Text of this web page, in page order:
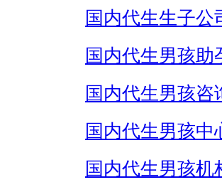
国内代生生子公
国内代生男孩助
国内代生男孩咨
国内代生男孩中
国内代生男孩机